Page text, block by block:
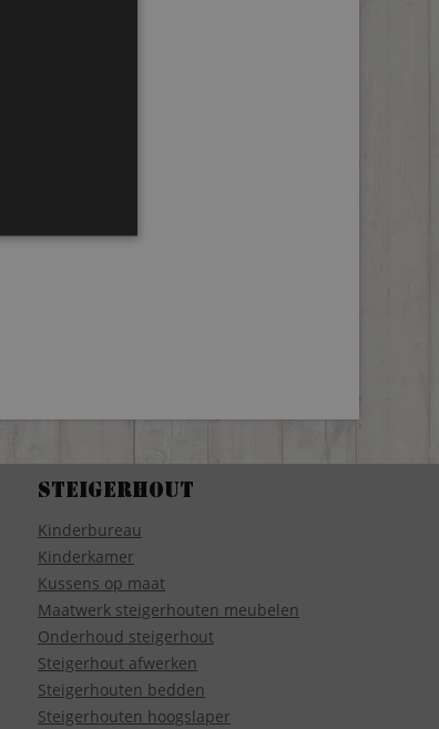
Steigerhout
Kinderbureau
Kinderkamer
Kussens op maat
Maatwerk steigerhouten meubelen
Onderhoud steigerhout
Steigerhout afwerken
Steigerhouten bedden
Steigerhouten hoogslaper